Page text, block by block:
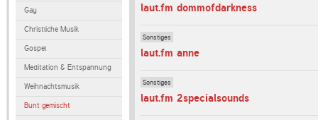
Gay
Christliche Musik
Gospel
Meditation & Entspannung
Weihnachtsmusik
Bunt gemischt
laut.fm dommofdarkness
Sonstiges
laut.fm anne
Sonstiges
laut.fm 2specialsounds